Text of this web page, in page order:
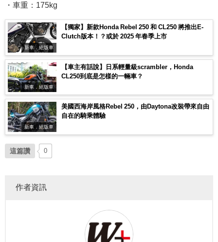
・車重：175kg
新車．絕版車
【獨家】新款Honda Rebel 250 和 CL250 將推出E-
Clutch版本！？或於 2025 年春季上市
新車．絕版車
【車主有話說】日系輕量級scrambler，Honda
CL250到底是怎樣的一輛車？
新車．絕版車
美國西海岸風格Rebel 250，由Daytona改裝帶來自由
自在的騎乘體驗
這篇讚 0
作者資訊